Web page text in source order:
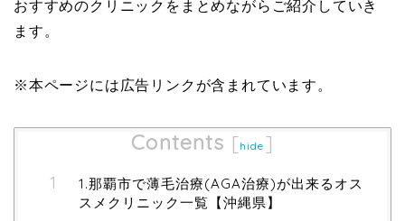
おすすめのクリニックをまとめながらご紹介していき
ます。
※本ページには広告リンクが含まれています。
Contents [hide ]
1.那覇市で薄毛治療(AGA治療)が出来るオス
スメクリニック一覧【沖縄県】